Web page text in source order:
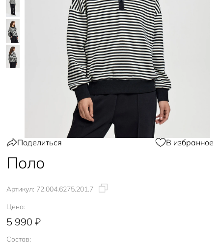
Поделиться В избранное
Поло
Артикул: 72.004.6275.201.7
Цена:
5 990 ₽
Состав: